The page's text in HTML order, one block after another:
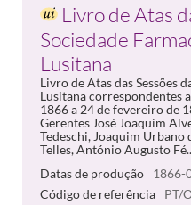
Livro de Atas
Sociedade
Lusitana
Livro de Atas das Sessões
Lusitana correspondentes
1866 a 24 de fevereiro de
Gerentes José Joaquim
Tedeschi, Joaquim Urbano
Telles, António Augusto
Datas de produção
1866-
Código de referência
PT/